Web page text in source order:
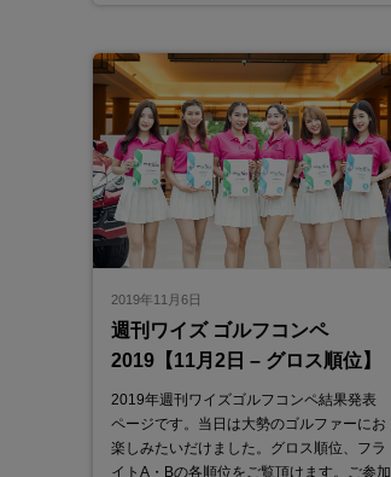
2019年11月6日
週刊ワイズ ゴルフコンペ
2019【11月2日 – グロス順位】
2019年週刊ワイズゴルフコンペ結果発表
ページです。当日は大勢のゴルファーにお
楽しみたいだけました。グロス順位、フラ
イトA・Bの各順位をご覧頂けます。ご参加